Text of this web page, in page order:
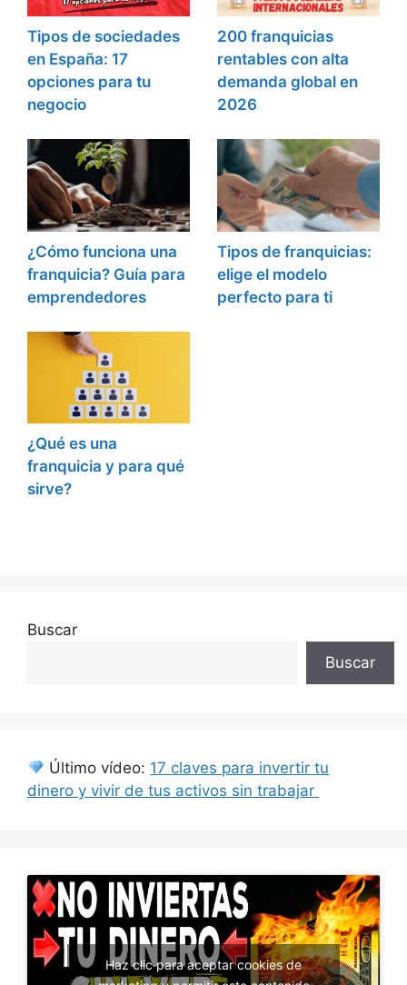
Tipos de sociedades
en España: 17
opciones para tu
negocio
200 franquicias
rentables con alta
demanda global en
2026
¿Cómo funciona una
franquicia? Guía para
emprendedores
Tipos de franquicias:
elige el modelo
perfecto para ti
¿Qué es una
franquicia y para qué
sirve?
Buscar
Buscar
Último vídeo: 17 claves para invertir tu
dinero y vivir de tus activos sin trabajar
Haz clic para aceptar cookies de